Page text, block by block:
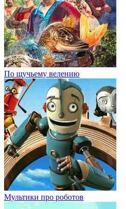
По щучьему велению
Мультики про роботов